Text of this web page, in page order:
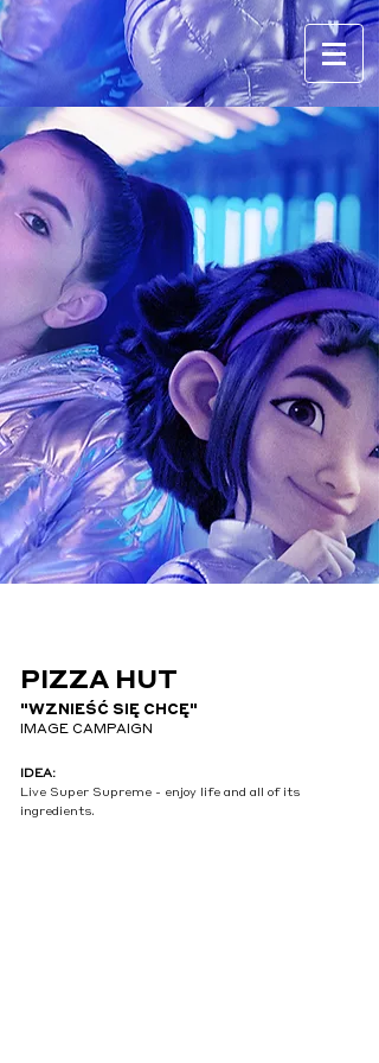
PIZZA HUT
"WZNIEŚĆ SIĘ CHCĘ"
IMAGE CAMPAIGN
IDEA:
Live Super Supreme - enjoy life and all of its
ingredients.